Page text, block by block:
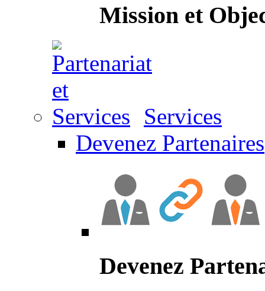
Mission et
Services
Devenez Partenaires
Devenez